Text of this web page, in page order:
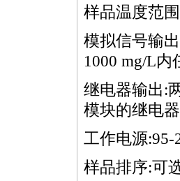
样品温度范
模拟信号输
1000 mg/L
继电器输出:
模块的继电器
工作电源:95-
样品排序:可